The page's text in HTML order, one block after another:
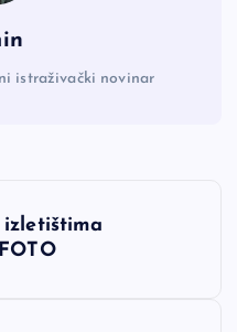
istraživački novinar
izletištima